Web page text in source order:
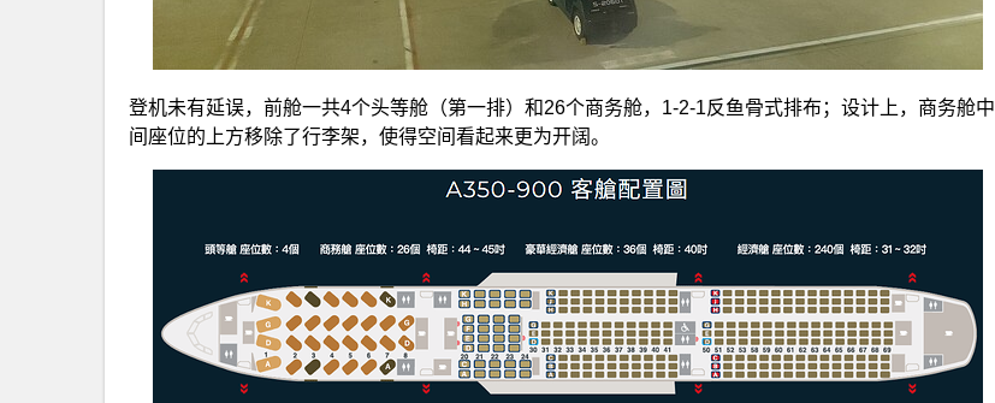
登机未有延误，前舱一共4个头等舱（第一排）和26个商务舱，1-2-1反鱼骨式排布；设计上，商务舱中
间座位的上方移除了行李架，使得空间看起来更为开阔。